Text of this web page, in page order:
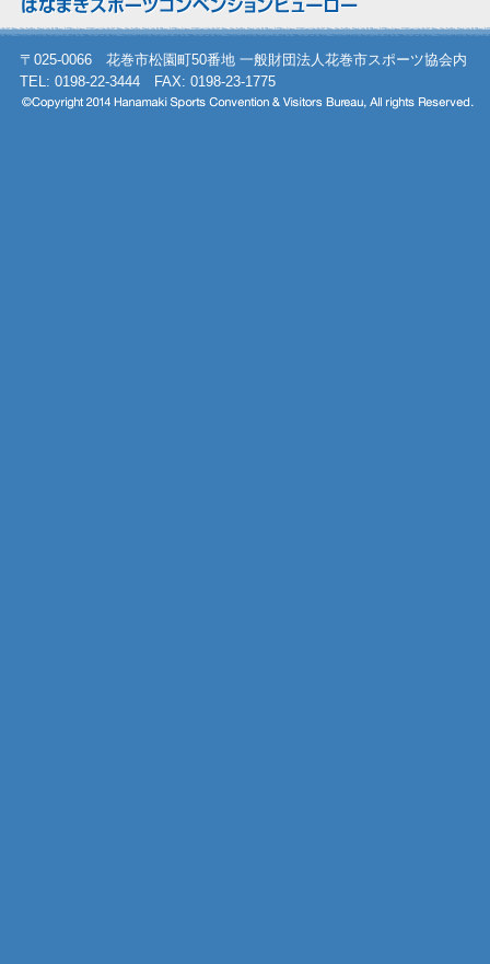
〒025-0066 花巻市松園町50番地 一般財団法人花巻市スポーツ協会内
TEL: 0198-22-3444 FAX: 0198-23-1775